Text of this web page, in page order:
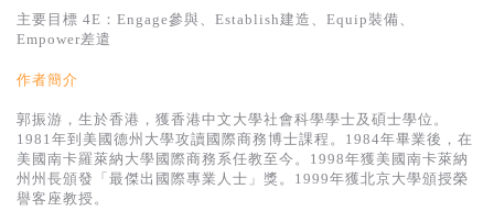
主要目標 4E：Engage參與、Establish建造、Equip裝備、
Empower差遣
作者簡介
郭振游，生於香港，獲香港中文大學社會科學學士及碩士學位。
1981年到美國德州大學攻讀國際商務博士課程。1984年畢業後，在
美國南卡羅萊納大學國際商務系任教至今。1998年獲美國南卡萊納
州州長頒發「最傑出國際專業人士」獎。1999年獲北京大學頒授榮
譽客座教授。